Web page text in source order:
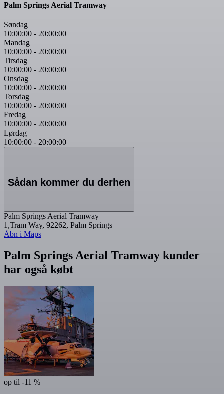
Palm Springs Aerial Tramway
Søndag
10:00:00 - 20:00:00
Mandag
10:00:00 - 20:00:00
Tirsdag
10:00:00 - 20:00:00
Onsdag
10:00:00 - 20:00:00
Torsdag
10:00:00 - 20:00:00
Fredag
10:00:00 - 20:00:00
Lørdag
10:00:00 - 20:00:00
Sådan kommer du derhen
Palm Springs Aerial Tramway
1,Tram Way, 92262, Palm Springs
Åbn i Maps
Palm Springs Aerial Tramway kunder
har også købt
op til -11 %